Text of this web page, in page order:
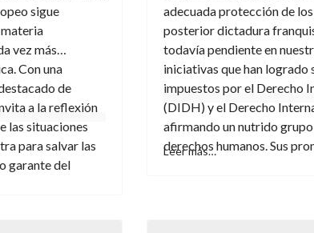
sigue
vez más
Con una
de
a la reflexión
las situaciones
para salvar las
garante del
adecuada protección de
posterior dictadura
todavía pendiente en
iniciativas que han logrado
impuestos por el Derecho
(DIDH) y el Derecho
afirmando un nutrido
derechos humanos. Sus
Leer más…